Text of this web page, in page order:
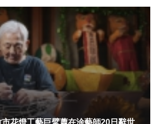
九 新竹市花燈工藝巨擘蕭在淦藝師20日辭世